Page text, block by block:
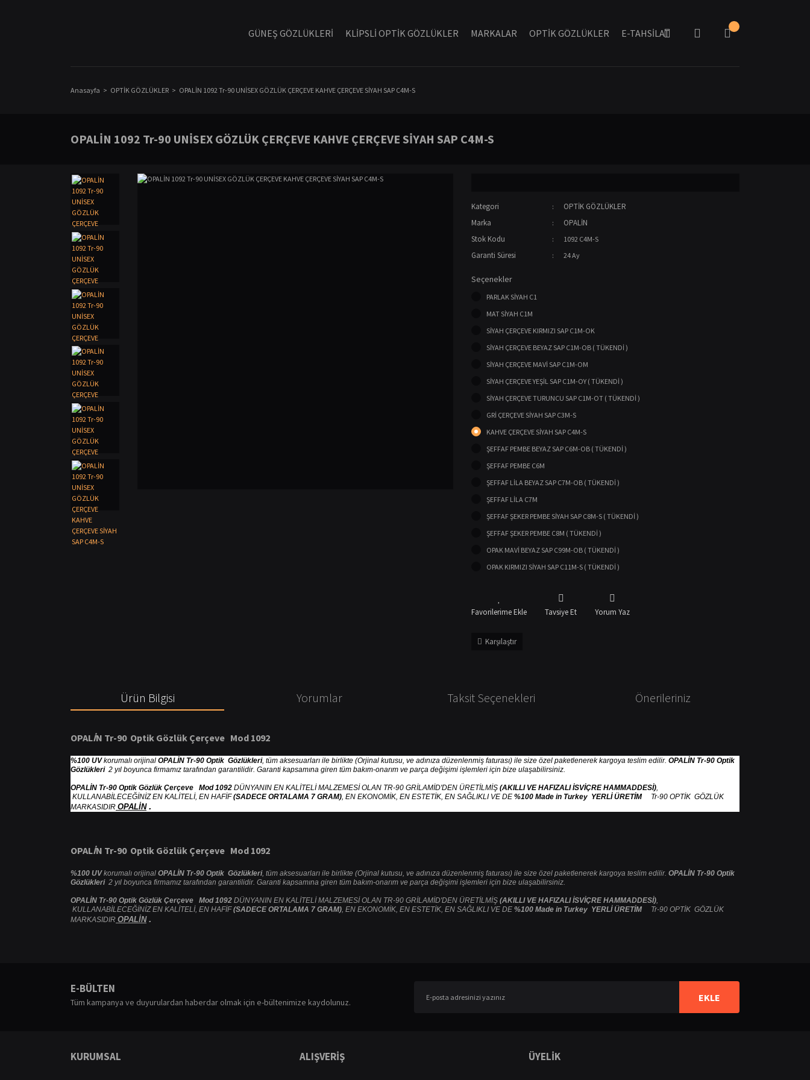
GÜNEŞ GÖZLÜKLERİ KLİPSLİ OPTİK GÖZLÜKLER MARKALAR OPTİK GÖZLÜKLER E-TAHSİLAT
Anasayfa OPTİK GÖZLÜKLER OPALİN 1092 Tr-90 UNİSEX GÖZLÜK ÇERÇEVE KAHVE ÇERÇEVE SİYAH SAP C4M-S
OPALİN 1092 Tr-90 UNİSEX GÖZLÜK ÇERÇEVE KAHVE ÇERÇEVE SİYAH SAP C4M-S
Kategori
OPTİK GÖZLÜKLER
Marka
OPALİN
Stok Kodu
1092 C4M-S
Garanti Süresi 24 Ay
Seçenekler
PARLAK SİYAH C1
MAT SİYAH C1M
SİYAH ÇERÇEVE KIRMIZI SAP C1M-OK
SİYAH ÇERÇEVE BEYAZ SAP C1M-OB ( TÜKENDİ )
SİYAH ÇERÇEVE MAVİ SAP C1M-OM
SİYAH ÇERÇEVE YEŞİL SAP C1M-OY ( TÜKENDİ )
SİYAH ÇERÇEVE TURUNCU SAP C1M-OT ( TÜKENDİ )
GRİ ÇERÇEVE SİYAH SAP C3M-S
KAHVE ÇERÇEVE SİYAH SAP C4M-S
ŞEFFAF PEMBE BEYAZ SAP C6M-OB ( TÜKENDİ )
ŞEFFAF PEMBE C6M
ŞEFFAF LİLA BEYAZ SAP C7M-OB ( TÜKENDİ )
ŞEFFAF LİLA C7M
ŞEFFAF ŞEKER PEMBE SİYAH SAP C8M-S ( TÜKENDİ )
ŞEFFAF ŞEKER PEMBE C8M ( TÜKENDİ )
OPAK MAVİ BEYAZ SAP C99M-OB ( TÜKENDİ )
OPAK KIRMIZI SİYAH SAP C11M-S ( TÜKENDİ )
Tavsiye Et Yorum Yaz
Karşılaştır
Ürün Bilgisi Yorumlar Taksit Seçenekleri Önerileriniz
OPALİN Tr-90 Optik Gözlük Çerçeve Mod 1092
%100 UVkorumalı orijinal OPALİN Tr-90 Optik Gözlükleri, tüm aksesuarları ile birlikte (Orjinal kutusu, ve adınıza düzenlenmiş faturası) ile size özel paketlenerek kargoya teslim edilir. OPALİN Tr-90 Optik
Gözlükleri 2 yıl boyunca firmamız tarafından garantilidir. Garanti kapsamına giren tüm bakım-onarım ve parça değişimi işlemleri için bize ulaşabilirsiniz.
OPALİN Tr-90 Optik Gözlük Çerçeve Mod 1092 DÜNYANIN EN KALİTELİ MALZEMESİ OLAN TR-90 GRİLAMİD'DEN ÜRETİLMİŞ (AKILLI VE HAFIZALI İSVİÇRE HAMMADDESİ),
KULLANABİLECEĞİNİZ EN KALİTELİ, EN HAFİF(SADECE ORTALAMA 7 GRAM), EN EKONOMİK, EN ESTETİK, EN SAĞLIKLI VE DE %100 Made in Turkey YERLİ ÜRETİMTr-90 OPTİK GÖZLÜK
MARKASIDIR OPALİN.
OPALİN Tr-90 Optik Gözlük Çerçeve Mod 1092
%100 UVkorumalı orijinal OPALİN Tr-90 Optik Gözlükleri, tüm aksesuarları ile birlikte (Orjinal kutusu, ve adınıza düzenlenmiş faturası) ile size özel paketlenerek kargoya teslim edilir. OPALİN Tr-90 Optik
Gözlükleri 2 yıl boyunca firmamız tarafından garantilidir. Garanti kapsamına giren tüm bakım-onarım ve parça değişimi işlemleri için bize ulaşabilirsiniz.
OPALİN Tr-90 Optik Gözlük Çerçeve Mod 1092 DÜNYANIN EN KALİTELİ MALZEMESİ OLAN TR-90 GRİLAMİD'DEN ÜRETİLMİŞ (AKILLI VE HAFIZALI İSVİÇRE HAMMADDESİ),
KULLANABİLECEĞİNİZ EN KALİTELİ, EN HAFİF(SADECE ORTALAMA 7 GRAM), EN EKONOMİK, EN ESTETİK, EN SAĞLIKLI VE DE %100 Made in Turkey YERLİ ÜRETİM Tr-90 OPTİK GÖZLÜK
MARKASIDIR OPALİN.
Ürün resmi kalitesiz, bozuk veya görüntülenemiyor.
Ürün fiyatı diğer sitelerden daha pahalı.
E-BÜLTEN
Tüm kampanya ve duyurulardan haberdar olmak için e-bültenimize kaydolunuz. EKLE
KURUMSAL ALIŞVERİŞ ÜYELİK